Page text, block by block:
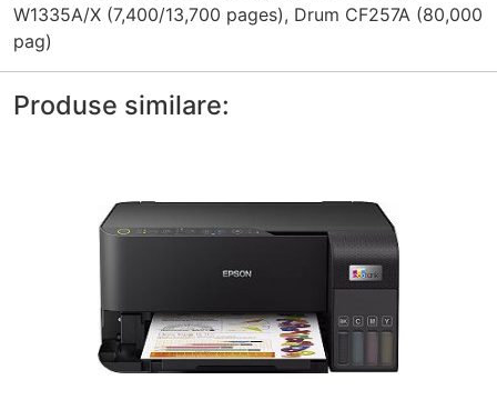
W1335A/X (7,400/13,700 pages), Drum CF257A (80,000
pag)
Produse similare: